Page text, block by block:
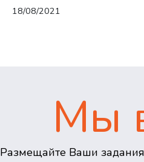
18/08/2021
Мы
Размещайте Ваши